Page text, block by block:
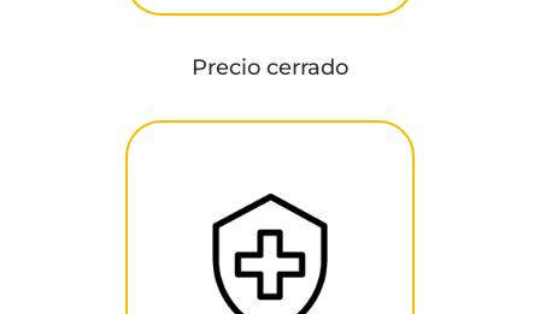
Precio cerrado